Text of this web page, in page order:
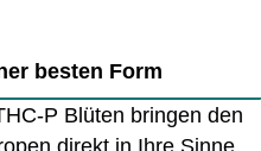
besten Form
P Blüten bringen den